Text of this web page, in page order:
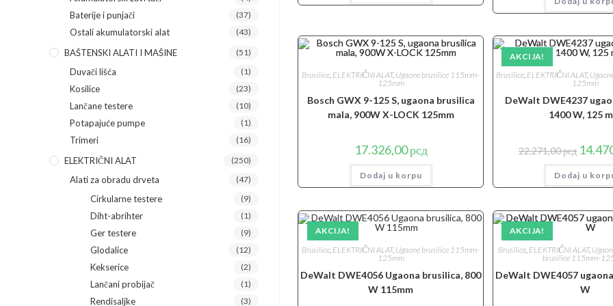
21.900,00 рсд.
Brusilice, ELEKTRIČNI ALAT, Ugaone brusilice 115mm-
125mm
Bosch GWX 9-125 S, ugaona brusilica
mala, 900W X-LOCK 125mm
17.326,00рсд
Dodaj u korpu
AKCIJA!
Brusilice, ELEKTRIČNI ALAT,
125mm
DeWalt DWE4237
1400 W, 125
22.271,00рсд
cena
je
bila:
Dodaj u
AKCIJA!
Brusilice ELEKTRIČNI ALAT, Ugaone brusilice 115mm-
125mm
DeWalt DWE4056 Ugaona brusilica, 800
W 115mm
AKCIJA!
Brusilice, ELEKTRIČNI ALAT,
brusilice 115mm-
DeWalt DWE4057
W
Baterije i punjači (37)
Ostali akumulatorski alat (43)
BAŠTENSKI ALATI I MAŠINE (51)
Duvači lišća (1)
Kosilice (23)
Lančane testere (10)
Potapajuće pumpe (1)
Trimeri (16)
ELEKTRIČNI ALAT (250)
Alati za obradu drveta (47)
Cirkularne testere (9)
Diht-abrihter (1)
Ger testere (9)
Glodalice (12)
Kekserice (2)
Lančani probijač (1)
Rendisaljke (3)